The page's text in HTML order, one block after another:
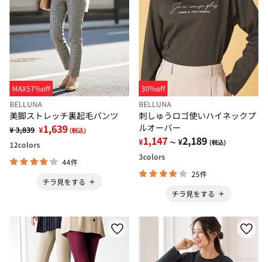
MAX57%off
BELLUNA
美脚ストレッチ裏起毛パンツ
¥ 3,839 ¥1,639 (税込)
12colors
44件
チラ見をする
30%off
BELLUNA
刺しゅうロゴ使いハイネックプ
ルオーバー
¥1,147 ～ ¥2,189 (税込)
3colors
25件
チラ見をする